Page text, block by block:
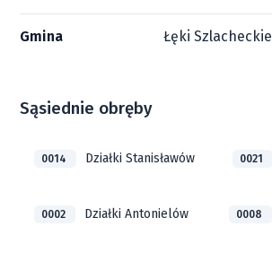
Gmina Łęki Szlacheckie
Sąsiednie obręby
0014 Działki Stanisławów 0021
0002 Działki Antonielów 0008